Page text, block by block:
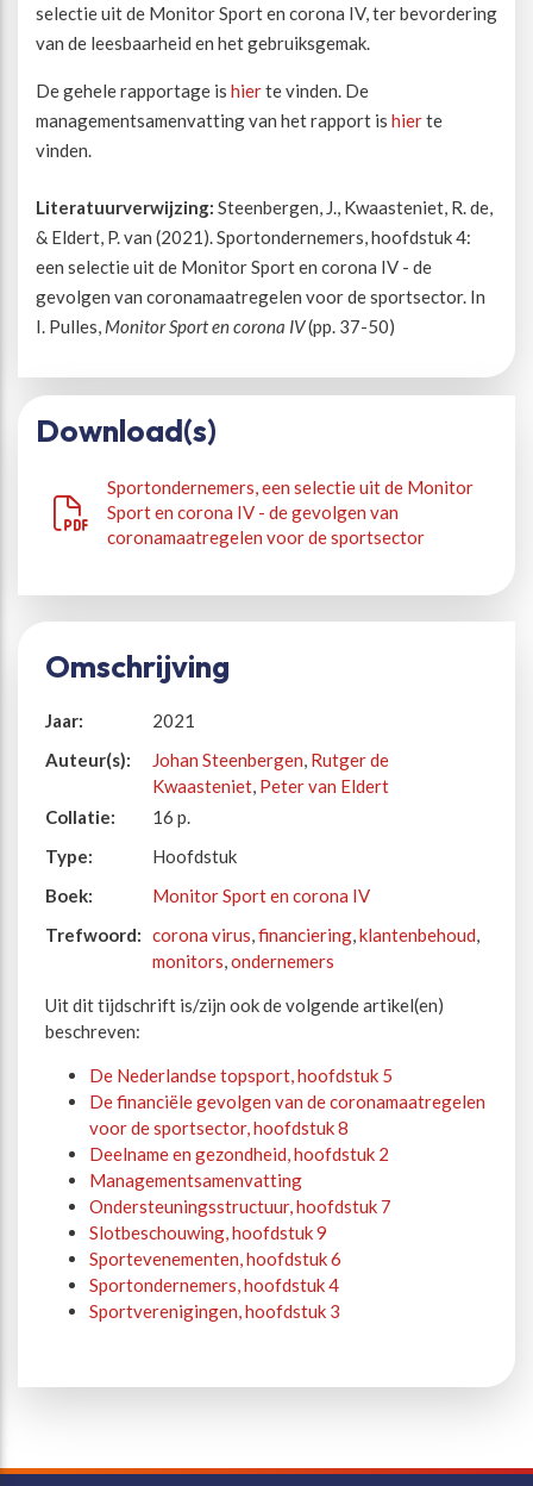
selectie uit de Monitor Sport en corona IV, ter bevordering
van de leesbaarheid en het gebruiksgemak.
De gehele rapportage is hierte vinden. De
managementsamenvatting van het rapport is hierte
vinden.
Literatuurverwijzing: Steenbergen, J., Kwaasteniet, R. de,
& Eldert, P. van (2021). Sportondernemers, hoofdstuk 4:
een selectie uit de Monitor Sport en corona IV - de
gevolgen van coronamaatregelen voor de sportsector. In
I. Pulles, Monitor Sport en corona IV(pp. 37-50)
Download(s)
Sportondernemers, een selectie uit de Monitor
Sport en corona IV - de gevolgen van
coronamaatregelen voor de sportsector
Omschrijving
Jaar:
2021
Auteur(s):
Johan Steenbergen, Rutger de
Kwaasteniet, Peter van Eldert
Collatie:
16 p.
Type:
Hoofdstuk
Boek:
Monitor Sport en corona IV
Trefwoord: corona virus,financiering,klantenbehoud,
monitors,ondernemers
Uit dit tijdschrift is/zijn ook de volgende artikel(en)
beschreven:
De Nederlandse topsport, hoofdstuk 5
De financiële gevolgen van de coronamaatregelen
voor de sportsector, hoofdstuk 8
Deelname en gezondheid, hoofdstuk 2
Managementsamenvatting
Ondersteuningsstructuur, hoofdstuk 7
Slotbeschouwing, hoofdstuk 9
Sportevenementen, hoofdstuk 6
Sportondernemers, hoofdstuk 4
Sportverenigingen, hoofdstuk 3
Alle thema’s